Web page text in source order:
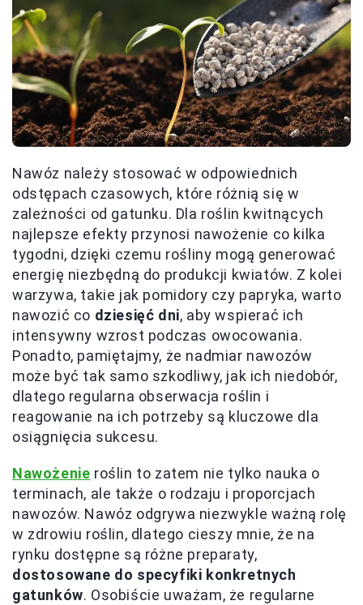
Nawóz należy stosować w odpowiednich
odstępach czasowych, które różnią się w
zależności od gatunku. Dla roślin kwitnących
najlepsze efekty przynosi nawożenie co kilka
tygodni, dzięki czemu rośliny mogą generować
energię niezbędną do produkcji kwiatów. Z kolei
warzywa, takie jak pomidory czy papryka, warto
nawozić co dziesięć dni, aby wspierać ich
intensywny wzrost podczas owocowania.
Ponadto, pamiętajmy, że nadmiar nawozów
może być tak samo szkodliwy, jak ich niedobór,
dlatego regularna obserwacja roślin i
reagowanie na ich potrzeby są kluczowe dla
osiągnięcia sukcesu.
Nawożenie roślin to zatem nie tylko nauka o
terminach, ale także o rodzaju i proporcjach
nawozów. Nawóz odgrywa niezwykle ważną rolę
w zdrowiu roślin, dlatego cieszy mnie, że na
rynku dostępne są różne preparaty,
dostosowane do specyfiki konkretnych
gatunków. Osobiście uważam, że regularne